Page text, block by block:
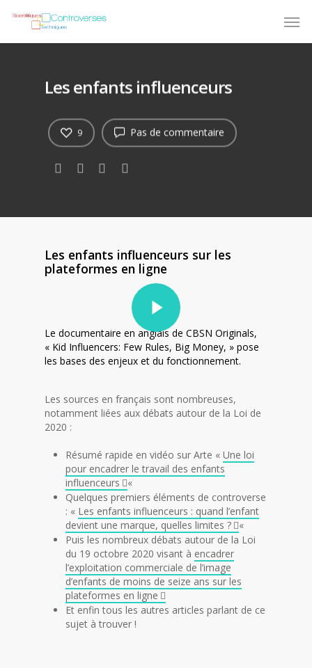
Les enfants influenceurs
Pas de commentaire
9
Les enfants influenceurs sur les
plateformes en ligne
Le documentaire en anglais de CBSN Originals,
« Kid Influencers: Few Rules, Big Money, » pose
les bases des enjeux et du fonctionnement.
Les sources en français sont nombreuses,
notamment liées aux débats autour de la Loi de
2020 :
Résumé rapide en vidéo sur Arte « Une loi
pour encadrer le travail des enfants
influenceurs
«
Quelques premiers éléments de controverse
: « Les enfants influenceurs : quand l’enfant
devient une marque, quelles limites ?
«
Puis les nombreux débats autour de la Loi
du 19 octobre 2020 visant à encadrer
l’exploitation commerciale de l’image
d’enfants de moins de seize ans sur les
plateformes en ligne
Et enfin tous les autres articles parlant de ce
sujet à trouver !